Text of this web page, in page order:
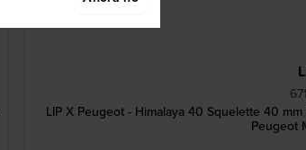
LIP X Peugeot - Himalaya 40 Squelette 40
Peugeot